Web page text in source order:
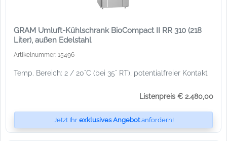
GRAM Umluft-Kühlschrank BioCompact II RR 310 (218
Liter), außen Edelstahl
Artikelnummer: 15496
Temp. Bereich: 2 / 20°C (bei 35° RT), potentialfreier Kontakt
Listenpreis € 2.480,00
Jetzt Ihr exklusives Angebotanfordern!